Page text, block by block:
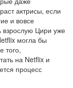
актрисы, если
и вовсе
взрослую Цири уже
могла бы
того,
на Netflix и
процесс